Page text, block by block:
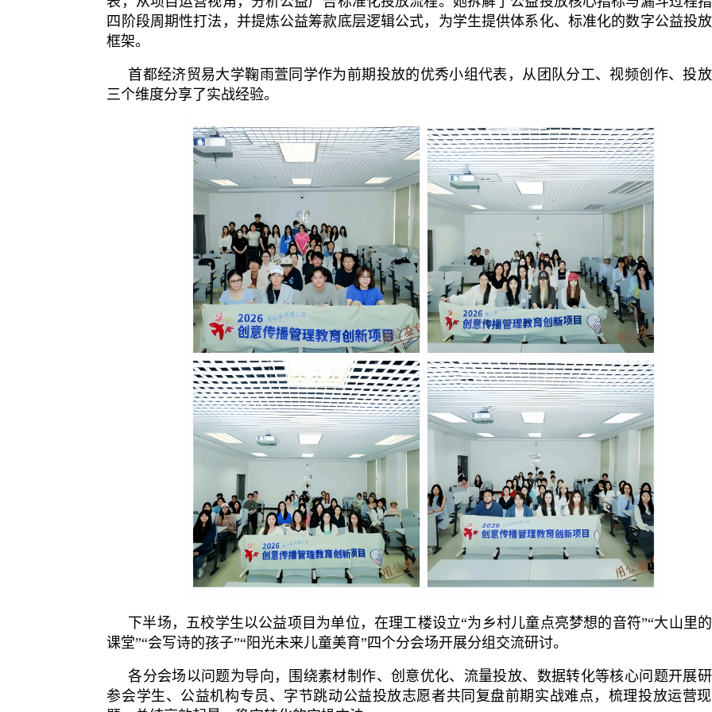
四阶段周期性打法，并提炼公益筹款底层逻辑公式，为学生提供体系化、标准化的数字公益投
框架。
首都经济贸易大学鞠雨萱同学作为前期投放的优秀小组代表，从团队分工、视频创作、投
三个维度分享了实战经验。
下半场，五校学生以公益项目为单位，在理工楼设立“为乡村儿童点亮梦想的音符”“大山里
课堂”“会写诗的孩子”“阳光未来儿童美育”四个分会场开展分组交流研讨。
各分会场以问题为导向，围绕素材制作、创意优化、流量投放、数据转化等核心问题开展研
参会学生、公益机构专员、字节跳动公益投放志愿者共同复盘前期实战难点，梳理投放运营现